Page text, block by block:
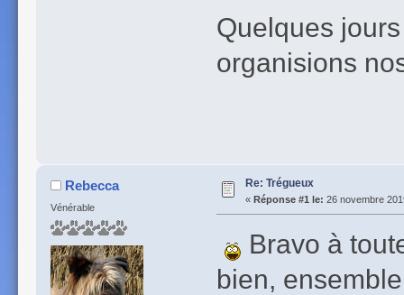
Quelques
organisions
Rebecca
Vénérable
Re: Trégueux
« Réponse #1 le: 26 novembre
Bravo à
bien,